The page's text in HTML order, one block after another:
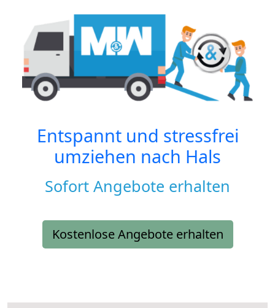
Entspannt und stressfrei
umziehen nach Hals
Sofort Angebote erhalten
Kostenlose Angebote erhalten